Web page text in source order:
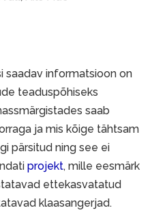
saadav informatsioon on
teaduspõhiseks
saab
ja mis kõige tähtsam
pärsitud ning see ei
projekt, mille eesmärk
ettekasvatatud
klaasangerjad.